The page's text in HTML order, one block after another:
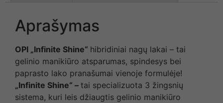
Aprašymas
OPI „Infinite Shine“ hibridiniai nagų lakai – tai
gelinio manikiūro atsparumas, spindesys bei
paprasto lako pranašumai vienoje formulėje!
„Infinite Shine“ – tai specializuota 3 žingsnių
sistema, kuri leis džiaugtis gelinio manikiūro